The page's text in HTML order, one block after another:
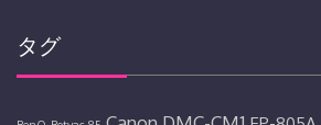
タグ